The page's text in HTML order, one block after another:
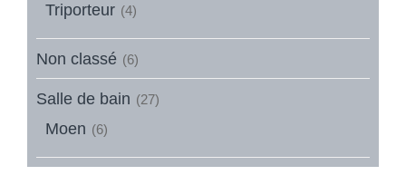
Triporteur (4)
Non classé (6)
Salle de bain (27)
Moen (6)